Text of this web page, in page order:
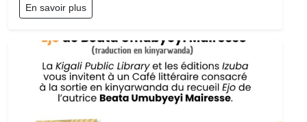
En savoir plus